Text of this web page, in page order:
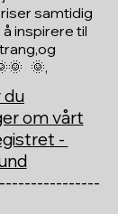
samtidig
inspirere til
🌞,
du
om vårt
-